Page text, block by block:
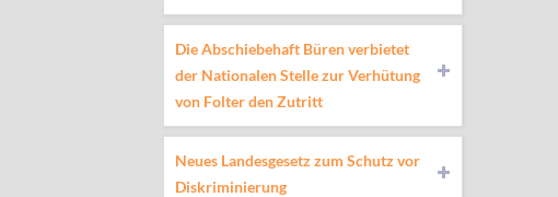
Die Abschiebehaft Büren verbietet
der Nationalen Stelle zur Verhütung
von Folter den Zutritt
Neues Landesgesetz zum Schutz vor
Diskriminierung